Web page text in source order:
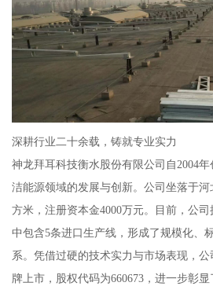
深耕行业二十余载，铸就专业实力
神龙拜耳科技衡水股份有限公司自2004
洁能源领域的发展与创新。公司坐落于
方米，注册资本金4000万元。目前，公
中包含5条进口生产线，形成了规模化、
系。凭借过硬的技术实力与市场表现，
牌上市，股权代码为660673，进一步彰